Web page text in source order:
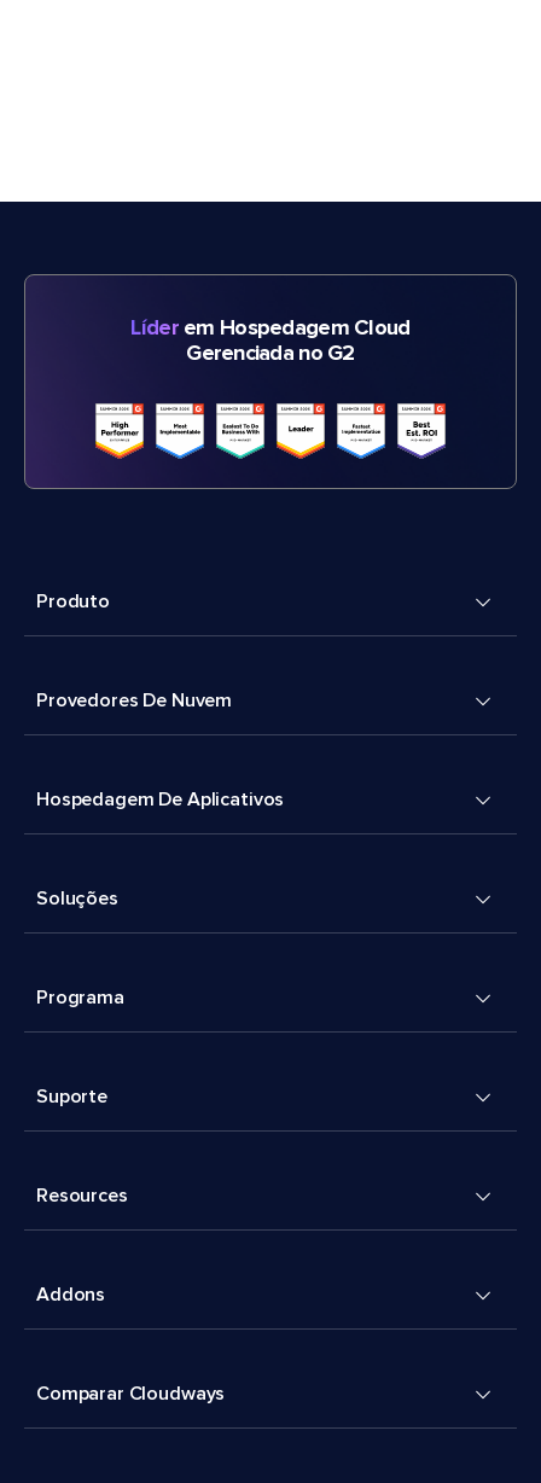
Líderem Hospedagem Cloud
Gerenciada no G2
Produto
Provedores De Nuvem
Hospedagem De Aplicativos
Soluções
Programa
Suporte
Resources
Addons
Comparar Cloudways